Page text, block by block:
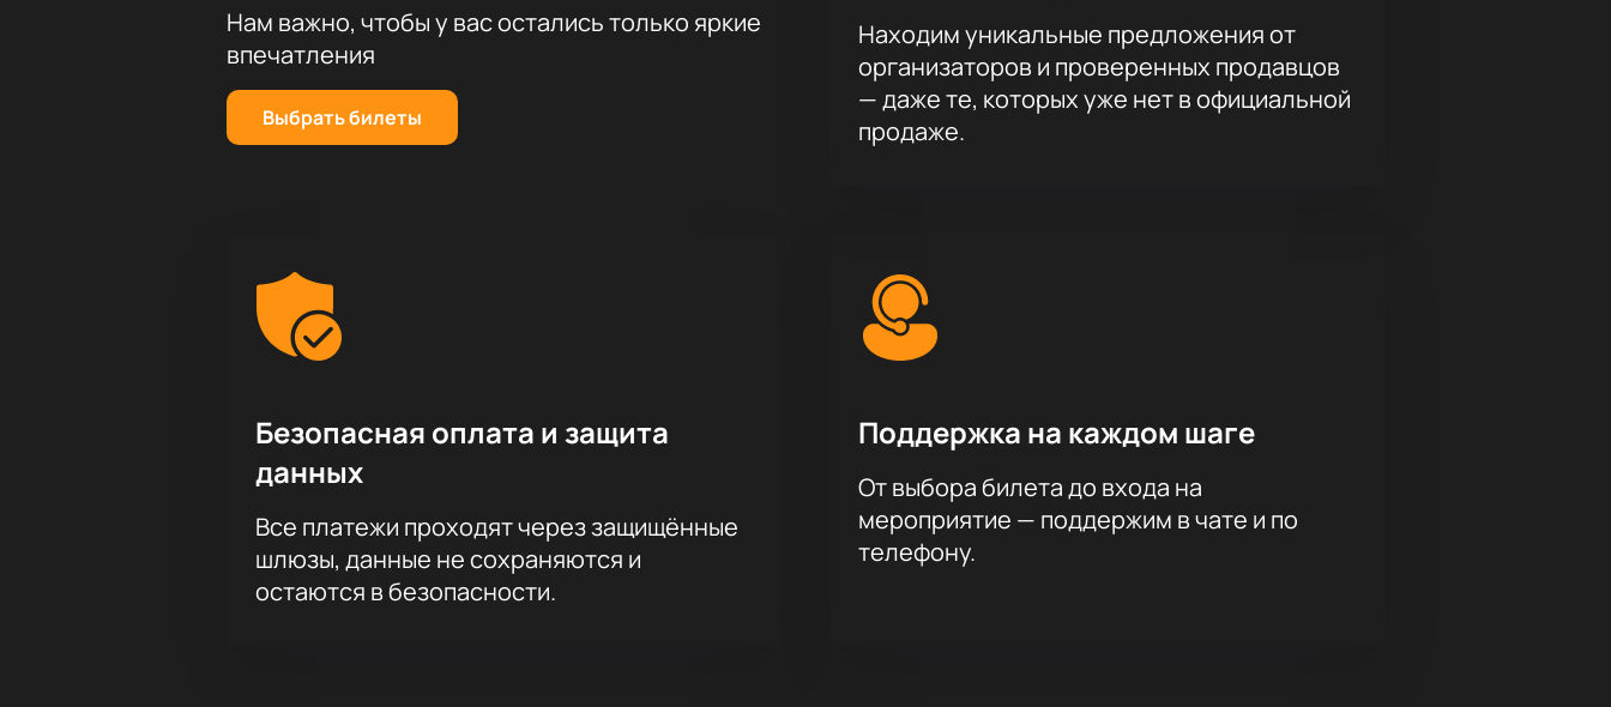
Нам важно, чтобы у вас остались только яркие
впечатления
Выбрать билеты
Находим уникальные предложения от
организаторов и проверенных продавцов
— даже те, которых уже нет в официальной
продаже.
Безопасная оплата и защита
данных
Все платежи проходят через защищённые
шлюзы, данные не сохраняются и
остаются в безопасности.
Поддержка на каждом шаге
От выбора билета до входа на
мероприятие — поддержим в чате и по
телефону.